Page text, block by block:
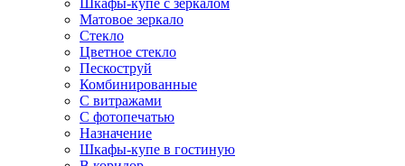
Шкафы-купе с зеркалом
Матовое зеркало
Стекло
Цветное стекло
Пескоструй
Комбинированные
С витражами
С фотопечатью
Назначение
Шкафы-купе в гостиную